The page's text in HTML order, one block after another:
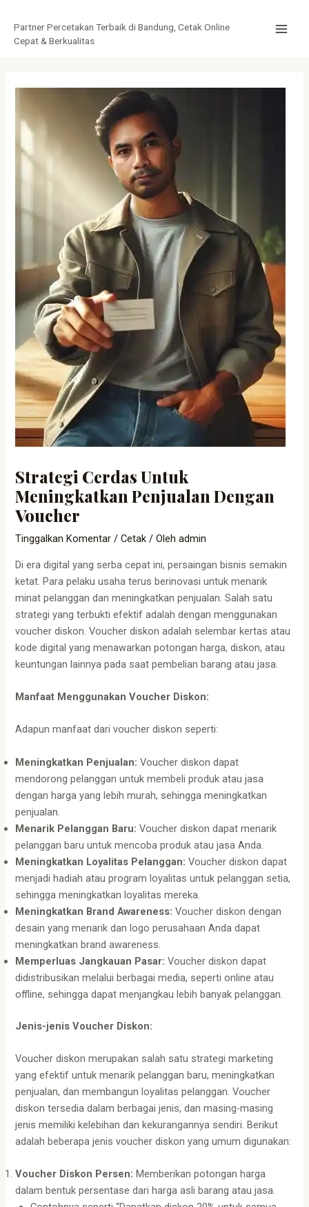
konten
Partner Percetakan Terbaik di Bandung, Cetak Online
Cepat & Berkualitas
Strategi Cerdas Untuk
Meningkatkan Penjualan Dengan
Voucher
Tinggalkan Komentar /Cetak / Olehadmin
Di era digital yang serba cepat ini, persaingan bisnis semakin
ketat. Para pelaku usaha terus berinovasi untuk menarik
minat pelanggan dan meningkatkan penjualan. Salah satu
strategi yang terbukti efektif adalah dengan menggunakan
voucher diskon. Voucher diskon adalah selembar kertas atau
kode digital yang menawarkan potongan harga, diskon, atau
keuntungan lainnya pada saat pembelian barang atau jasa.
Manfaat Menggunakan Voucher Diskon:
Adapun manfaat dari voucher diskon seperti:
Meningkatkan Penjualan: Voucher diskon dapat
mendorong pelanggan untuk membeli produk atau jasa
dengan harga yang lebih murah, sehingga meningkatkan
penjualan.
Menarik Pelanggan Baru: Voucher diskon dapat menarik
pelanggan baru untuk mencoba produk atau jasa Anda.
Meningkatkan Loyalitas Pelanggan: Voucher diskon dapat
menjadi hadiah atau program loyalitas untuk pelanggan setia,
sehingga meningkatkan loyalitas mereka.
Meningkatkan Brand Awareness: Voucher diskon dengan
desain yang menarik dan logo perusahaan Anda dapat
meningkatkan brand awareness.
Memperluas Jangkauan Pasar: Voucher diskon dapat
didistribusikan melalui berbagai media, seperti online atau
offline, sehingga dapat menjangkau lebih banyak pelanggan.
Jenis-jenis Voucher Diskon:
Voucher diskon merupakan salah satu strategi marketing
yang efektif untuk menarik pelanggan baru, meningkatkan
penjualan, dan membangun loyalitas pelanggan. Voucher
diskon tersedia dalam berbagai jenis, dan masing-masing
jenis memiliki kelebihan dan kekurangannya sendiri. Berikut
adalah beberapa jenis voucher diskon yang umum digunakan:
Voucher Diskon Persen: Memberikan potongan harga
dalam bentuk persentase dari harga asli barang atau jasa.
navigation